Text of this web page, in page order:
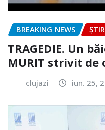
BREAKING NEWS
TRAGEDIE. Un
MURIT strivit de
clujazi iun. 25,